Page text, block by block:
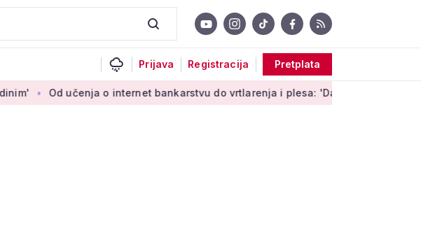
Prijava Registracija Pretplata
Od učenja o internet bankarstvu do vrtlarenja i plesa: 'Da starije osobe ne